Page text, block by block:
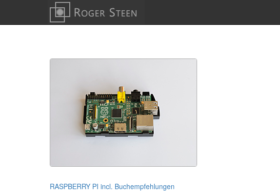
RASPBERRY PI incl. Buchempfehlungen